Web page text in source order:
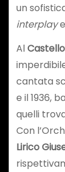
un
interplay
Al
cantata
e il 1936,
quelli
Con
Lirico